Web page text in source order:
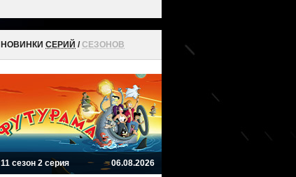
НОВИНКИ СЕРИЙ /СЕЗОНОВ
11 сезон 2 серия 06.08.2026